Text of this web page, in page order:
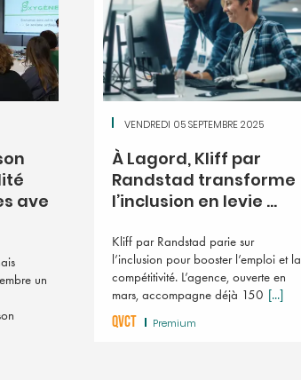
ave
un
VENDREDI 05 SEPTEMBRE 2025
À Lagord, Kliff par
Randstad transforme
l’inclusion en levie ...
Kliff par Randstad parie sur
l’inclusion pour booster l’emploi et la
compétitivité. L’agence, ouverte en
mars, accompagne déjà 150 [...]
QVCT Premium